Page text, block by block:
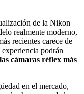
de la Nikon
realmente moderno,
recientes carece de
podrán
cámaras réflex más
en el mercado,